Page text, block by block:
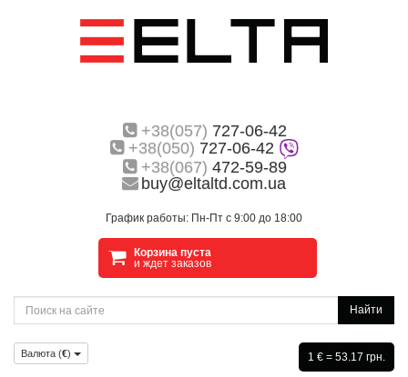
+38(057) 727-06-42
+38(050) 727-06-42
+38(067) 472-59-89
buy@eltaltd.com.ua
График работы: Пн-Пт с 9:00 до 18:00
Корзина пуста
и ждет заказов
Найти
Валюта (€) 1 € = 53.17 грн.